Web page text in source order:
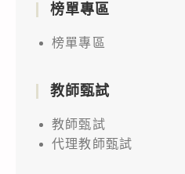
榜單專區
榜單專區
教師甄試
教師甄試
代理教師甄試